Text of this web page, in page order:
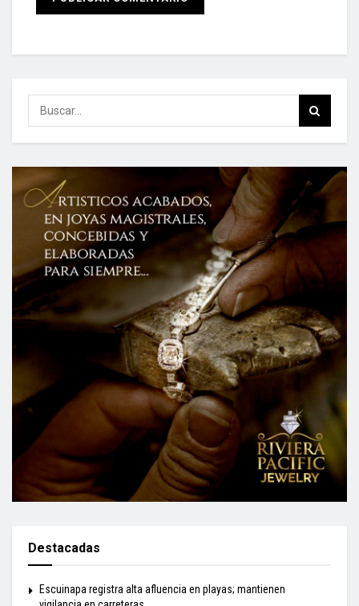
Destacadas
Escuinapa registra alta afluencia en playas; mantienen